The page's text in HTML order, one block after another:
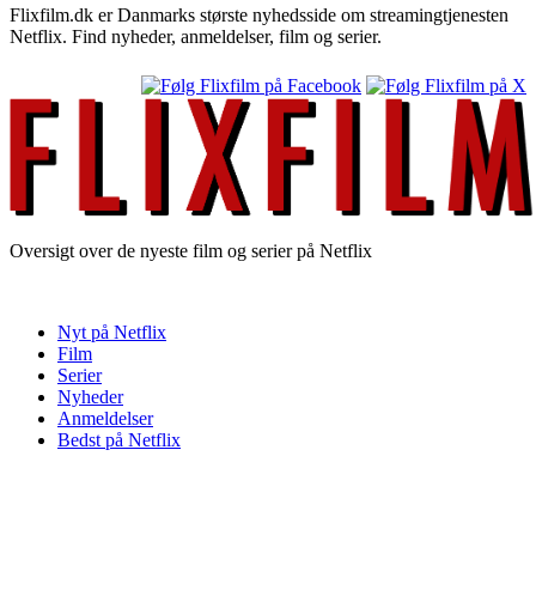
Flixfilm.dk er Danmarks største nyhedsside om streamingtjenesten
Netflix. Find nyheder, anmeldelser, film og serier.
Oversigt over de nyeste film og serier på Netflix
Nyt på Netflix
Film
Serier
Nyheder
Anmeldelser
Bedst på Netflix